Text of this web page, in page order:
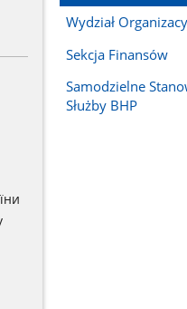
Wydział
Sekcja Finansów
Samodzielne
Służby BHP